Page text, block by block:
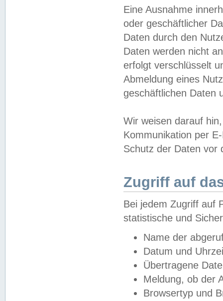
Eine Ausnahme
oder geschäftlicher
Daten durch den
Daten werden nicht
erfolgt verschlüsselt
Abmeldung eines
geschäftlichen Daten
Wir weisen darauf
Kommunikation per
Schutz der Daten vor
Zugriff auf
Bei jedem Zugriff auf
statistische und
Name der
Datum und
Übertragene
Meldung, ob der
Browsertyp und